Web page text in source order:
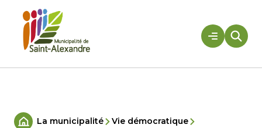
contenu
Accueil La municipalité
Vie démocratique